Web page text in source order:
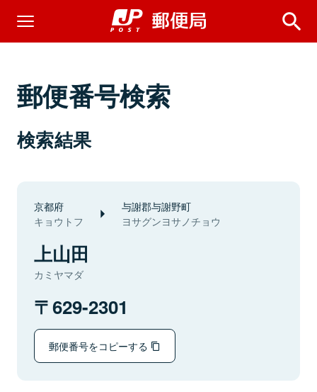
郵便番号検索
検索結果
京都府
キョウトフ
与謝郡与謝野町
ヨサグンヨサノチョウ
上山田
カミヤマダ
629-2301
郵便番号をコピーする